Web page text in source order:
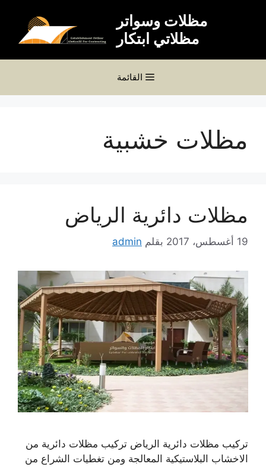
مظلات وسواتر
مظلاتي ابتكار
القائمة
مظلات خشبية
مظلات دائرية الرياض
19 أغسطس، 2017 بقلم admin
تركيب مظلات دائرية الرياض تركيب مظلات دائرية من
الاخشاب البلاستيكية المعالجة ومن تغطيات الشراع من